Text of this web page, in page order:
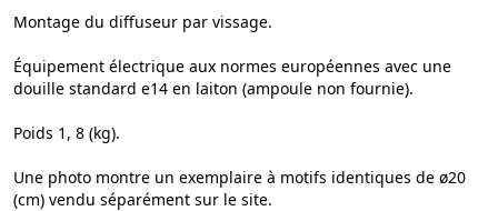
Montage du diffuseur par vissage.
Équipement électrique aux normes européennes avec une
douille standard e14 en laiton (ampoule non fournie).
Poids 1, 8 (kg).
Une photo montre un exemplaire à motifs identiques de ø20
(cm) vendu séparément sur le site.